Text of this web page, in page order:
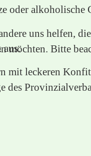
oder alkoholische
aus.
mit leckeren
des
uns helfen,
möchten. Bitte